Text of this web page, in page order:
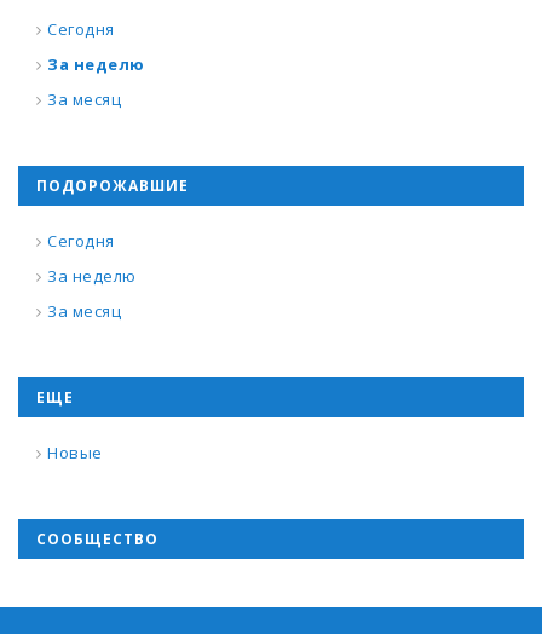
Сегодня
За неделю
За месяц
ПОДОРОЖАВШИЕ
Сегодня
За неделю
За месяц
ЕЩЕ
Новые
СООБЩЕСТВО